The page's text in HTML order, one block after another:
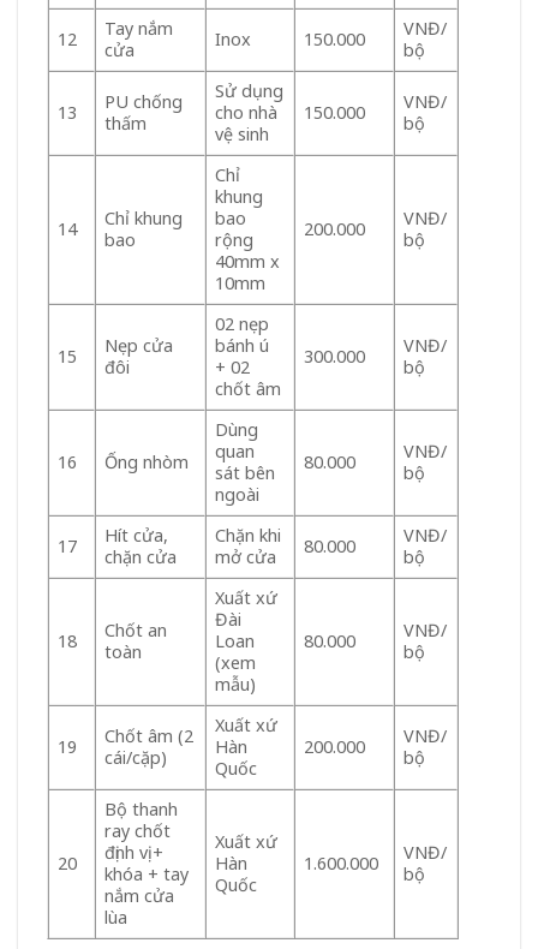
12
Tay nắm
cửa
Inox 150.000
VNĐ/
bộ
13
PU chống
thấm
Sử dụng
cho nhà
vệ sinh
150.000
VNĐ/
bộ
14
Chỉ khung
bao
Chỉ
khung
bao
rộng
40mm x
10mm
200.000
VNĐ/
bộ
15
Nẹp cửa
đôi
02 nẹp
bánh ú
+ 02
chốt âm
300.000
VNĐ/
bộ
16 Ống nhòm
Dùng
quan
sát bên
ngoài
80.000
VNĐ/
bộ
17
Hít cửa,
chặn cửa
Chặn khi
mở cửa
80.000
VNĐ/
bộ
18
Chốt an
toàn
Xuất xứ
Đài
Loan
(xem
mẫu)
80.000
VNĐ/
bộ
19
Chốt âm (2
cái/cặp)
Xuất xứ
Hàn
Quốc
200.000
VNĐ/
bộ
20
Bộ thanh
ray chốt
định vị +
khóa + tay
nắm cửa
lùa
Xuất xứ
Hàn
Quốc
1.600.000
VNĐ/
bộ